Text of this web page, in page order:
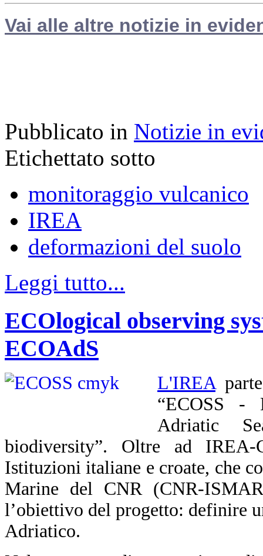
Vai alle altre notizie in
Pubblicato in Notizie in
Etichettato sotto
monitoraggio vulcanico
IREA
deformazioni del suolo
Leggi tutto...
ECOlogical observing
ECOAdS
L'IREA
“ECOSS -
Adriatic
biodiversity”. Oltre ad
Istituzioni italiane e croate, che
Marine del CNR (CNR-
l’obiettivo del progetto: definire
Adriatico.